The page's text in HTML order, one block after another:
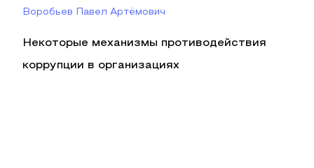
Воробьев Павел Артёмович
Некоторые механизмы противодействия
коррупции в организациях